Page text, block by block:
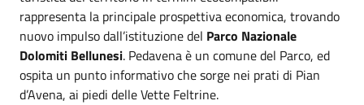
rappresenta la principale prospettiva economica, trovando
nuovo impulso dall’istituzione del Parco Nazionale
Dolomiti Bellunesi. Pedavena è un comune del Parco, ed
ospita un punto informativo che sorge nei prati di Pian
d’Avena, ai piedi delle Vette Feltrine.